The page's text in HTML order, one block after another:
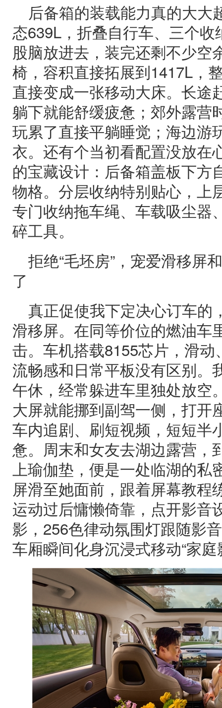
后备箱的装载能力真的大大
态639L，折叠自行车、三个
股脑放进去，装完还剩不少空
椅，容积直接拓展到1417L，
直接变成一张移动大床。长途
躺下就能舒缓疲惫；郊外露营
玩累了直接平躺睡觉；海边游
衣。还有个当初看配置没放在
的宝藏设计：后备箱盖板下方
物格。分层收纳特别贴心，上
专门收纳拖车绳、车载吸尘器
碎工具。
拒绝“毛坯房”，宠爱滑移屏
了
真正促使我下定决心订车的
滑移屏。在同等价位的燃油车
击。车机搭载8155芯片，滑
流畅感和日常平板没有区别。
午休，经常躲进车里独处放空
大屏就能挪到副驾一侧，打开
车内追剧、刷短视频，短短半
惫。周末和女友去湖边露营，
上瑜伽垫，便是一处临湖的私
屏滑至她面前，跟着屏幕教程
运动过后慵懒倚靠，点开影音
影，256色律动氛围灯跟随影
车厢瞬间化身沉浸式移动“家庭